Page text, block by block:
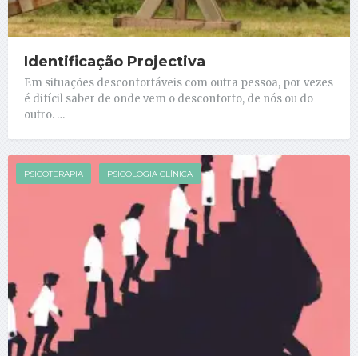
Identificação Projectiva
Em situações desconfortáveis com outra pessoa, por vezes
é difícil saber de onde vem o desconforto, de nós ou do
outro. …
PSICOTERAPIA PSICOLOGIA CLÍNICA